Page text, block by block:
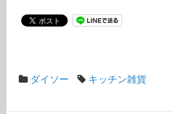
ダイソー キッチン雑貨